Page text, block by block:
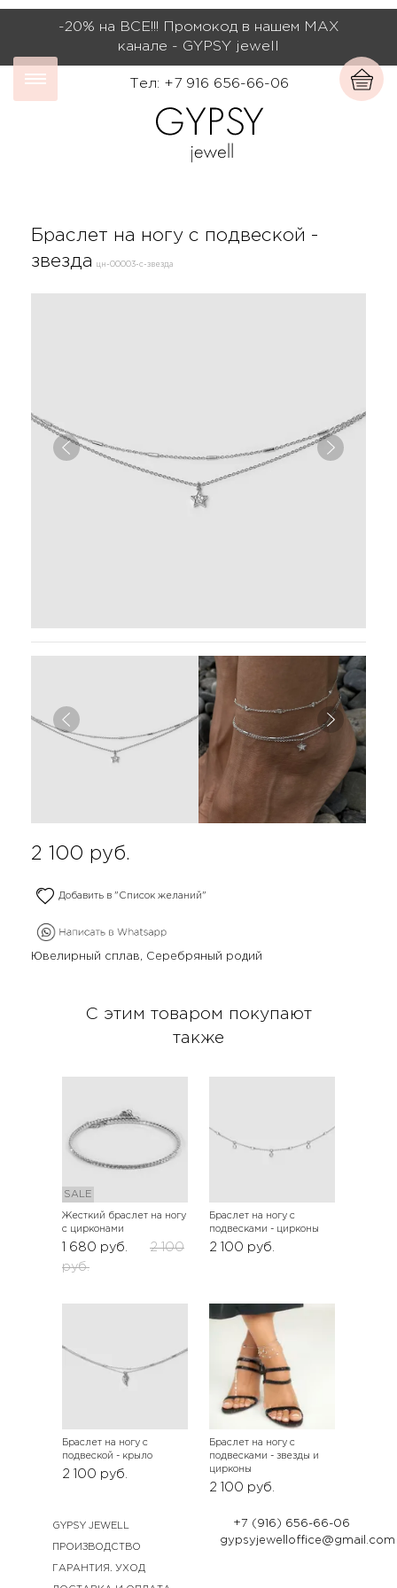
-20% на ВСЕ!!! Промокод в нашем МАХ
канале - GYPSY jewell
Тел: +7 916 656-66-06
Браслет на ногу с подвеской -
звезда
цн-00003-с-звезда
2 100 руб.
Добавить в "Список желаний"
Ювелирный сплав, Серебряный родий
С этим товаром покупают
также
SALE
Жесткий браслет на ногу
с цирконами
1 680 руб.
2 100
руб.
Браслет на ногу с
подвесками - цирконы
2 100 руб.
Браслет на ногу с
подвеской - крыло
2 100 руб.
Браслет на ногу с
подвесками - звезды и
цирконы
2 100 руб.
GYPSY JEWELL
ПРОИЗВОДСТВО
ГАРАНТИЯ. УХОД
+7 (916) 656-66-06
gypsyjewelloffice@gmail.com